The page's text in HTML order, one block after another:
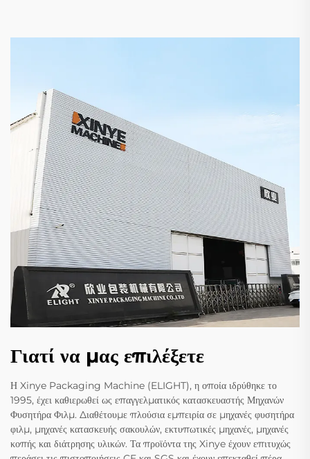
Γιατί να μας επιλέξετε
Η Xinye Packaging Machine (ELIGHT), η οποία ιδρύθηκε το
1995, έχει καθιερωθεί ως επαγγελματικός κατασκευαστής Μηχανών
Φυσητήρα Φιλμ. Διαθέτουμε πλούσια εμπειρία σε μηχανές φυσητήρα
φιλμ, μηχανές κατασκευής σακουλών, εκτυπωτικές μηχανές, μηχανές
κοπής και διάτρησης υλικών. Τα προϊόντα της Xinye έχουν επιτυχώς